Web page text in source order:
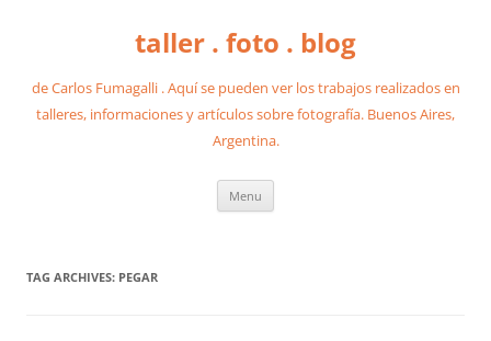
taller . foto . blog
de Carlos Fumagalli . Aquí se pueden ver los trabajos realizados en
talleres, informaciones y artículos sobre fotografía. Buenos Aires,
Argentina.
Menu
TAG ARCHIVES: PEGAR